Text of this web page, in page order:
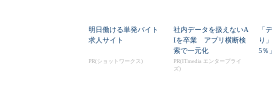
明日働ける単発バイト
求人サイト
PR(ショットワークス)
社内データを扱えないA
Iを卒業 アプリ横断検
索で一元化
PR(ITmedia エンタープライ
ズ)
「
り
5％